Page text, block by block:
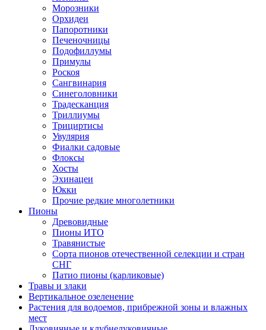
Морозники
Орхидеи
Папоротники
Печеночницы
Подофиллумы
Примулы
Роскоя
Сангвинария
Синеголовники
Традесканция
Триллиумы
Трициртисы
Увулярия
Фиалки садовые
Флоксы
Хосты
Эхинацеи
Юкки
Прочие редкие многолетники
Пионы
Древовидные
Пионы ИТО
Травянистые
Сорта пионов отечественной селекции и стран
СНГ
Патио пионы (карликовые)
Травы и злаки
Вертикальное озеленение
Растения для водоемов, прибрежной зоны и влажных
мест